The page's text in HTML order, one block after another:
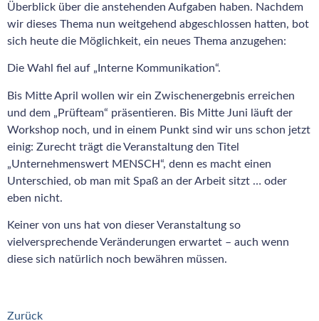
Überblick über die anstehenden Aufgaben haben. Nachdem
wir dieses Thema nun weitgehend abgeschlossen hatten, bot
sich heute die Möglichkeit, ein neues Thema anzugehen:
Die Wahl fiel auf „Interne Kommunikation“.
Bis Mitte April wollen wir ein Zwischenergebnis erreichen
und dem „Prüfteam“ präsentieren. Bis Mitte Juni läuft der
Workshop noch, und in einem Punkt sind wir uns schon jetzt
einig: Zurecht trägt die Veranstaltung den Titel
„Unternehmenswert MENSCH“, denn es macht einen
Unterschied, ob man mit Spaß an der Arbeit sitzt … oder
eben nicht.
Keiner von uns hat von dieser Veranstaltung so
vielversprechende Veränderungen erwartet – auch wenn
diese sich natürlich noch bewähren müssen.
Zurück